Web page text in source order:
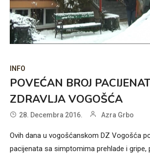
INFO
POVEĆAN BROJ
ZDRAVLJA VOGOŠĆA
28. Decembra 2016. Azra Grbo
Ovih dana u vogošćanskom DZ Vogošća
pacijenata sa simptomima prehlade i gripe,